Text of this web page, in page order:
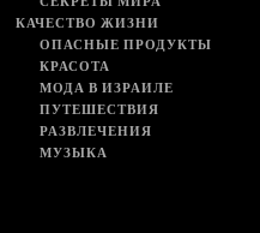
КАЧЕСТВО ЖИЗНИ
ОПАСНЫЕ ПРОДУКТЫ
КРАСОТА
МОДА В ИЗРАИЛЕ
ПУТЕШЕСТВИЯ
РАЗВЛЕЧЕНИЯ
МУЗЫКА